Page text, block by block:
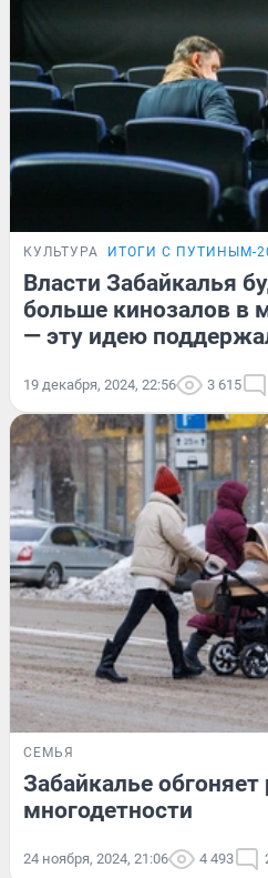
КУЛЬТУРА ИТОГИ С ПУТИНЫМ-
Власти Забайкалья
больше кинозалов в
— эту идею
19 декабря, 2024, 22:56 3 615
СЕМЬЯ
Забайкалье
многодетности
24 ноября, 2024, 21:06 4 493